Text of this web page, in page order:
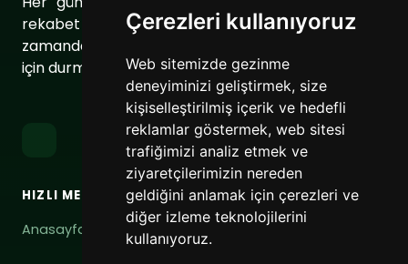
Çerezleri kullanıyoruz
Web sitemizde gezinme
deneyiminizi geliştirmek, size
kişiselleştirilmiş içerik ve hedefli
reklamlar göstermek, web sitesi
trafiğimizi analiz etmek ve
ziyaretçilerimizin nereden
geldiğini anlamak için çerezleri ve
diğer izleme teknolojilerini
kullanıyoruz.
rekabet dolu ve keyifli bir ortam sağlıyoruz. Aynı
zamanda topluluğumuzu daha da güçlendirmek
için durmaksızın çalışıyoruz.
HIZLI MENÜ
Anasayfa
BAĞLANTILAR
Hizmet Şartları